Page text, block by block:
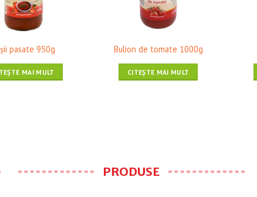
pasate 950g
MAI MULT
Bulion de tomate 1000g
CITEȘTE MAI MULT
PRODUSE